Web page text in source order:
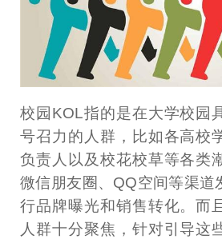
校园KOL指的是在大学校园
号召力的人群，比如各高校
负责人以及校花校草等各类
微信朋友圈、QQ空间等渠道
行品牌曝光和销售转化。而
人群十分聚焦，针对引导这